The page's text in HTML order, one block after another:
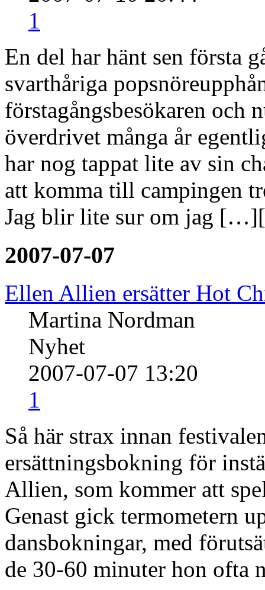
1
En del har hänt sen första
svarthåriga
förstagångsbesökaren och
överdrivet många år
har nog tappat lite av sin
att komma till campingen
Jag blir lite sur om jag […][
2007-07-07
Ellen Allien ersätter Hot
Martina Nordman
Nyhet
2007-07-07 13:20
1
Så här strax innan
ersättningsbokning för
Allien, som kommer att
Genast gick termometern
dansbokningar, med
de 30-60 minuter hon ofta